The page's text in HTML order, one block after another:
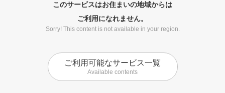
このサービスはお住まいの地域からは
ご利用になれません。
Sorry! This content is not available in your region.
ご利用可能なサービス一覧
Available contents